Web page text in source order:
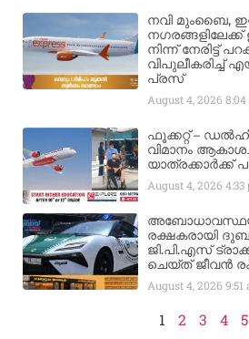
നവി മുംബൈ,
നിന്ന് നേരിട്ട്
പ്രസ്
August 4, 2026
ഫൂക്കറ്റ് –
വിമാനം
യാത്രക്കാര്‍ക്ക്
August 4, 20264:33
രക്ഷകരായി
ജി.പി.എസ്
ചെയ്ത് ജീവൻ
August 4, 20269:51
1 2 3 4 5